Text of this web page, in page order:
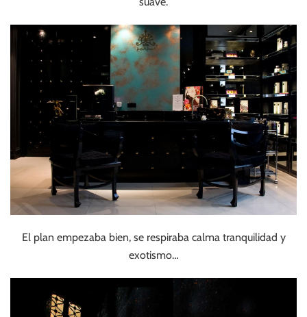
El plan empezaba bien, se respiraba calma tranquilidad y
exotismo…